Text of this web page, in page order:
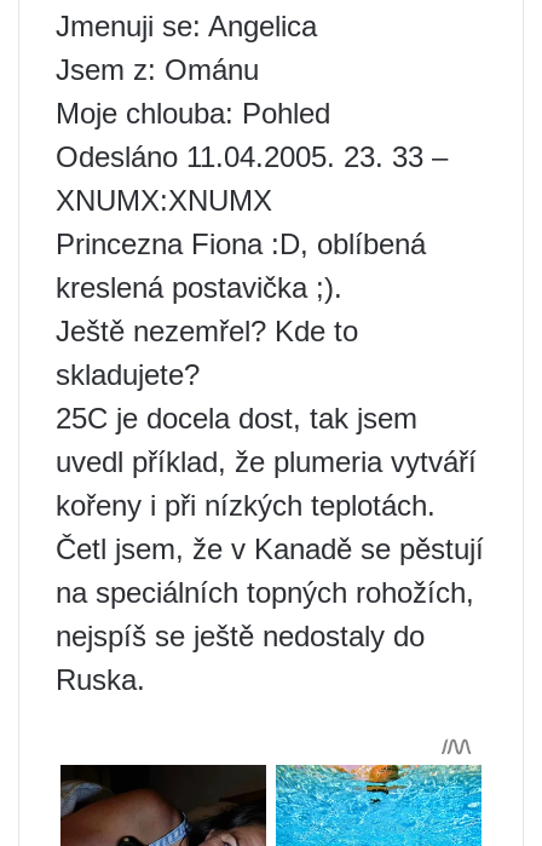
Jmenuji se: Angelica
Jsem z: Ománu
Moje chlouba: Pohled
Odesláno 11.04.2005. 23. 33 –
XNUMX:XNUMX
Princezna Fiona :D, oblíbená
kreslená postavička ;).
Ještě nezemřel? Kde to
skladujete?
25C je docela dost, tak jsem
uvedl příklad, že plumeria vytváří
kořeny i při nízkých teplotách.
Četl jsem, že v Kanadě se pěstují
na speciálních topných rohožích,
nejspíš se ještě nedostaly do
Ruska.